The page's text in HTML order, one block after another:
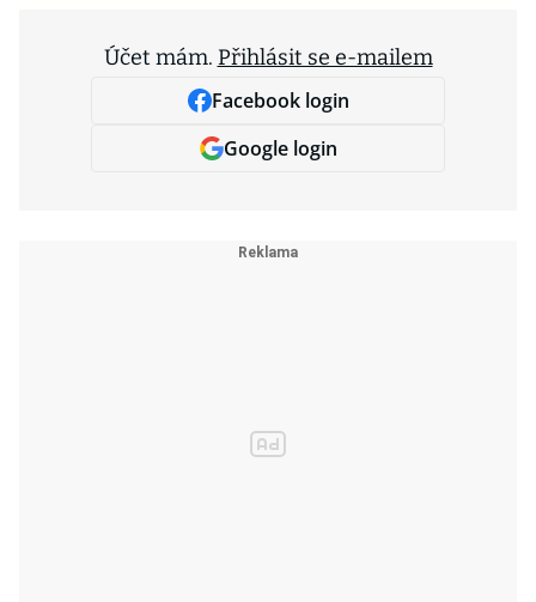
Účet mám. Přihlásit se e-mailem
Facebook login
Google login